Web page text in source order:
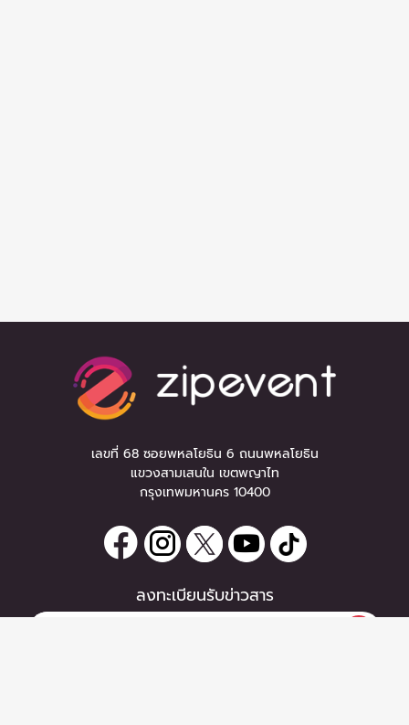
เลขที่ 68 ซอยพหลโยธิน 6 ถนนพหลโยธิน
แขวงสามเสนใน เขตพญาไท
กรุงเทพมหานคร 10400
ลงทะเบียนรับข่าวสาร